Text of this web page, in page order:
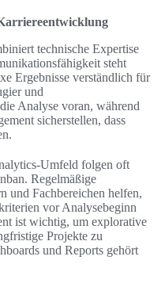
technische Expertise
steht
Ergebnisse verständlich für
und
Analyse voran, während
sicherstellen, dass
folgen oft
Regelmäßige
und Fachbereichen helfen,
vor Analysebeginn
ist wichtig, um explorative
Projekte zu
und Reports gehört